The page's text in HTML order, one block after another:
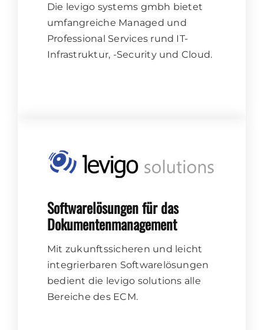
Die levigo systems gmbh bietet
umfangreiche Managed und
Professional Services rund IT-
Infrastruktur, -Security und Cloud.
Softwarelösungen für das
Dokumentenmanagement
Mit zukunftssicheren und leicht
integrierbaren Softwarelösungen
bedient die levigo solutions alle
Bereiche des ECM.